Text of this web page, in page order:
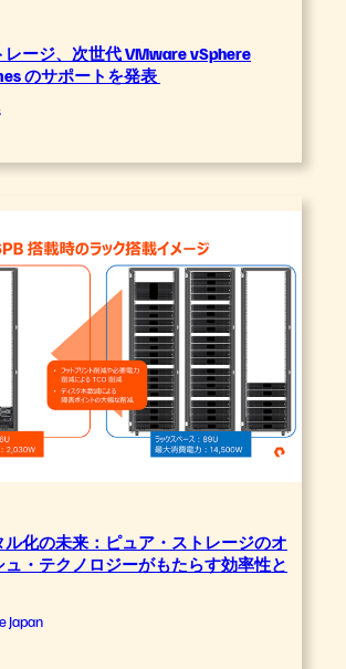
レージ、次世代 VMware vSphere
のサポートを発表
化の未来：ピュア・ストレージのオ
ュ・テクノロジーがもたらす効率性と
Japan